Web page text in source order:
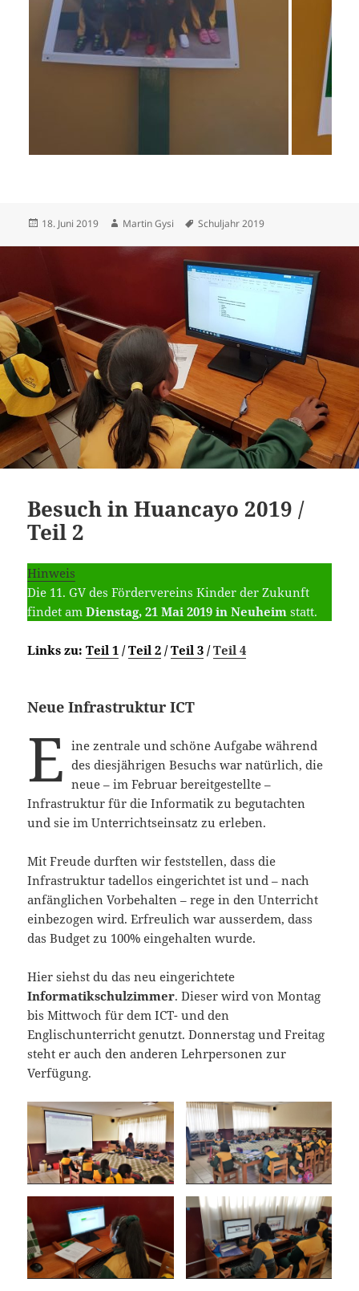
Posted
18. Juni 2019 Author
Martin Gysi Tags
Schuljahr 2019
Besuch in Huancayo 2019 /
Teil 2
Hinweis
Die 11. GV des Fördervereins Kinder der Zukunft
findet amDienstag, 21 Mai 2019 in Neuheim statt.
Links zu:Teil 1 /Teil 2 /Teil 3 /Teil 4
Neue Infrastruktur ICT
E ine zentrale und schöne Aufgabe während
des diesjährigen Besuchs war natürlich, die
neue – im Februar bereitgestellte –
Infrastruktur für die Informatik zu begutachten
und sie im Unterrichtseinsatz zu erleben.
Mit Freude durften wir feststellen, dass die
Infrastruktur tadellos eingerichtet ist und – nach
anfänglichen Vorbehalten – rege in den Unterricht
einbezogen wird. Erfreulich war ausserdem, dass
das Budget zu 100% eingehalten wurde.
Hier siehst du das neu eingerichtete
Informatikschulzimmer. Dieser wird von Montag
bis Mittwoch für dem ICT- und den
Englischunterricht genutzt. Donnerstag und Freitag
steht er auch den anderen Lehrpersonen zur
Verfügung.